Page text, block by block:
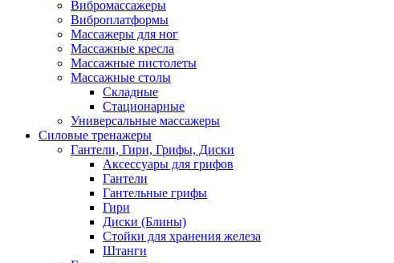
Вибромассажеры
Виброплатформы
Массажеры для ног
Массажные кресла
Массажные пистолеты
Массажные столы
Складные
Стационарные
Универсальные массажеры
Силовые тренажеры
Гантели, Гири, Грифы, Диски
Аксессуары для грифов
Гантели
Гантельные грифы
Гири
Диски (Блины)
Стойки для хранения железа
Штанги